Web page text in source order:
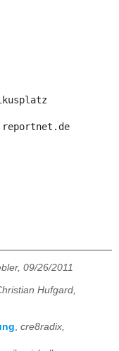
09/26/2011
Hufgard,
cre8radix,